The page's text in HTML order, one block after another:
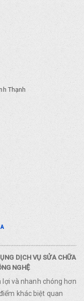
Thạnh
DỊCH VỤ SỬA CHỮA
NGHỆ
và nhanh chóng hơn
khác biệt quan